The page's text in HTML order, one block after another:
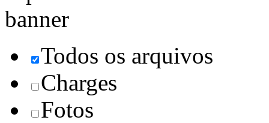
Todos os arquivos
Charges
Fotos